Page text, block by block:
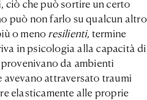
ciò che può sortire un certo
può non farlo su qualcun altro
o meno resilienti, termine
in psicologia alla capacità di
da ambienti
avevano attraversato traumi
elasticamente alle proprie